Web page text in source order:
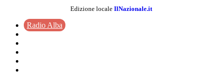
Edizione locale IlNazionale.it
Radio Alba